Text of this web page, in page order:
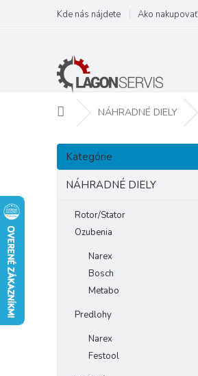
obsah
Kde nás nájdete Ako nakupovať
DomovNÁHRADNÉ DIELY
B
č
Preskočiť
kategórie
Kategórie
NÁHRADNÉ DIELY
Rotor/Stator
Ozubenia
Narex
Bosch
Metabo
Predlohy
Narex
Festool